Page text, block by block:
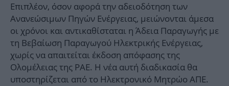
Επιπλέον, όσον αφορά την αδειοδότηση των
Ανανεώσιμων Πηγών Ενέργειας, μειώνονται άμεσα
οι χρόνοι και αντικαθίσταται η Άδεια Παραγωγής με
τη Βεβαίωση Παραγωγού Ηλεκτρικής Ενέργειας,
χωρίς να απαιτείται έκδοση απόφασης της
Ολομέλειας της ΡΑΕ. Η νέα αυτή διαδικασία θα
υποστηρίζεται από το Ηλεκτρονικό Μητρώο ΑΠΕ.